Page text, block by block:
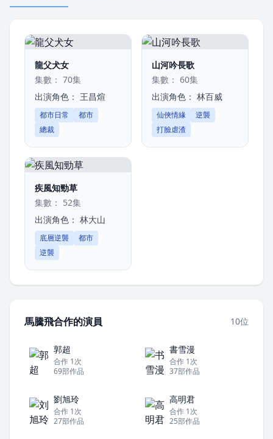
龍父犬女
集數： 70集
出演角色： 王昌煊
都市日常
都市
總裁
山河吟長歌
集數： 60集
出演角色： 林百威
仙俠情緣
逆襲
打臉虐渣
疾風知勁草
集數： 52集
出演角色： 林大山
底層逆襲
都市
逆襲
馬騰飛合作的演員 10位
郭超
合作 1次
69部作品
書雪漫
合作 1次
37部作品
劉旭玲
合作 1次
27部作品
高明君
合作 1次
25部作品